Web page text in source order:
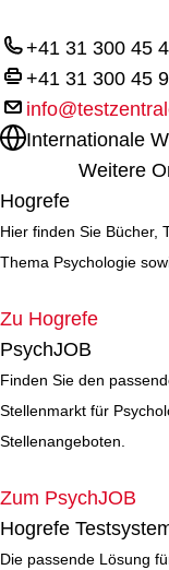
+41 31 300 45
+41 31 300 45
Internationale
Weitere
Hogrefe
Hier finden Sie Bücher,
Thema Psychologie
Zu Hogrefe
PsychJOB
Finden Sie den
Stellenmarkt für
Stellenangeboten.
Zum PsychJOB
Hogrefe
Die passende Lösung